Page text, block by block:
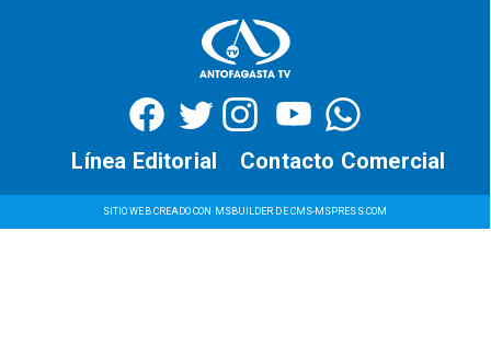
SITIO WEB CREADO CON MSBUILDER DE CMS-MSPRESS.COM
Contacto Comercial
Línea Editorial